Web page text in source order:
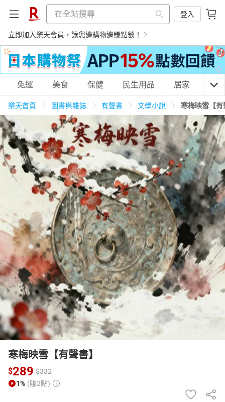
登入
立即加入樂天會員，讓您邊購物邊賺點數！
購物網分類
天天免運 美食蛋糕 養生保健 民生用品
居家生活 3C家電 運動休閒 親子玩具
女裝 男裝 化妝保養 情趣用品
日本購物 電子/紙本書
HOT
免運 美食 保健 民生用品 居家 3C
樂天首頁 圖書與雜誌 有聲書 文學小說 寒梅映雪【有
寒梅映雪【有聲書】
$289 $332
1% (賺2點)